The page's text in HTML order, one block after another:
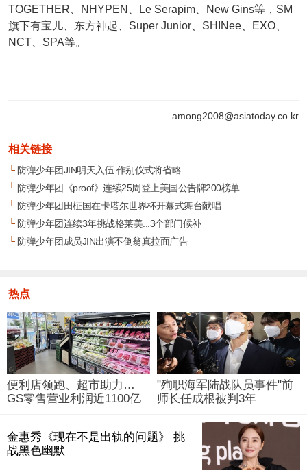
TOGETHER、NHYPEN、Le Serapim、New Gins等，SM
旗下有宝儿、东方神起、Super Junior、SHINee、EXO、
NCT、SPA等。
among2008@asiatoday.co.kr
相关链接
└防弹少年团JIN明天入伍 作别仪式将省略
└防弹少年团《proof》连续25周登上美国公告牌200榜单
└防弹少年团田柾国在卡塔尔世界杯开幕式舞台献唱
└防弹少年团连续3年挑战格莱美...3个部门候补
└防弹少年团成员JIN出演不倒翁真拉面广告
热点
便利店领跑、超市助力…
GS零售营业利润近1100亿
"殉职海军陆战队员事件"前
师长任成根被判3年
金惠秀《现在不是出轨的问题》 挑
战黑色幽默